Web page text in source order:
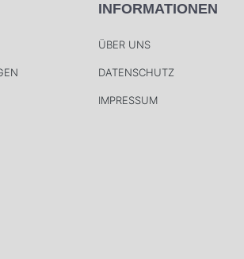
INFORMATIONEN
ÜBER UNS
DATENSCHUTZ
IMPRESSUM